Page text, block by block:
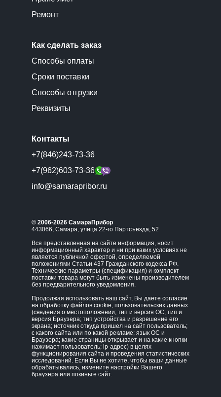
Ремонт
Как сделать заказ
Способы оплаты
Сроки поставки
Способы отгрузки
Реквизиты
Контакты
+7(846)243-73-36
+7(962)603-73-36
info@samarapribor.ru
© 2006-2026 СамараПрибор
443066, Самара, улица 22-го Партсъезда, 52
Вся представленная на сайте информация, носит
информационный характер и ни при каких условиях не
является публичной офертой, определяемой
положениями Статьи 437 Гражданского кодекса РФ.
Технические параметры (спецификация) и комплект
поставки товара могут быть изменены производителем
без предварительного уведомления.
Продолжая использовать наш сайт, Вы даете согласие
на обработку файлов cookie, пользовательских данных
(сведения о местоположении; тип и версия ОС; тип и
версия Браузера; тип устройства и разрешение его
экрана; источник откуда пришел на сайт пользователь;
с какого сайта или по какой рекламе; язык ОС и
Браузера; какие страницы открывает и на какие кнопки
нажимает пользователь; ip-адрес) в целях
функционирования сайта и проведения статистических
исследований. Если Вы не хотите, чтобы ваши данные
обрабатывались, измените настройки Вашего
браузера или покиньте сайт.